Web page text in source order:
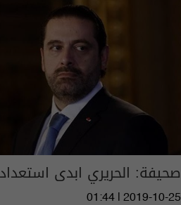
صحيفة: الحريري ابدى
01:44 | 2019-10-25